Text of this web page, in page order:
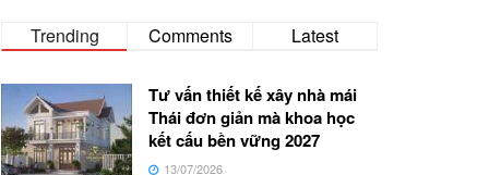
Trending Comments Latest
Tư vấn thiết kế xây nhà mái
Thái đơn giản mà khoa học
kết cấu bền vững 2027
13/07/2026